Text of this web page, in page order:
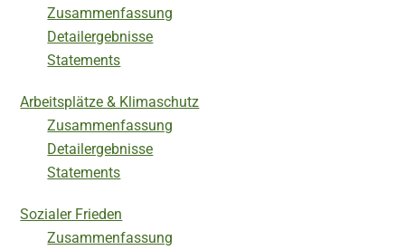
Zusammenfassung
Detailergebnisse
Statements
Arbeitsplätze & Klimaschutz
Zusammenfassung
Detailergebnisse
Statements
Sozialer Frieden
Zusammenfassung